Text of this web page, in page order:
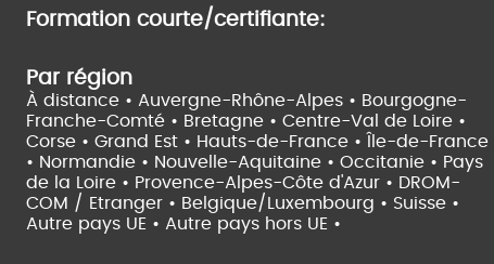
Formation courte/certifiante:
Par région
À distance • Auvergne-Rhône-Alpes • Bourgogne-
Franche-Comté • Bretagne • Centre-Val de Loire •
Corse • Grand Est • Hauts-de-France •
Île-de-France
• Normandie • Nouvelle-Aquitaine • Occitanie • Pays
de la Loire • Provence-Alpes-Côte d'Azur • DROM-
COM / Etranger • Belgique/Luxembourg • Suisse •
Autre pays UE • Autre pays hors UE •